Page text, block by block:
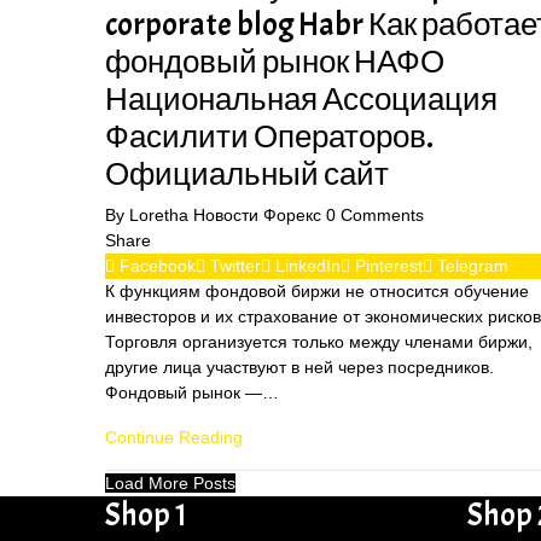
corporate blog Habr Как
фондовый рынок НАФО
Национальная Ассоциация
Фасилити Операторов.
Официальный сайт
By Loretha Новости Форекс 0 Comments
Share
Facebook
Twitter LinkedIn Pinterest
Telegram
К функциям фондовой биржи не относится обучение
инвесторов и их страхование от экономических рисков.
Торговля организуется только между членами биржи,
другие лица участвуют в ней через посредников.
Фондовый рынок —…
Continue Reading
Load More Posts
Shop 1 Shop